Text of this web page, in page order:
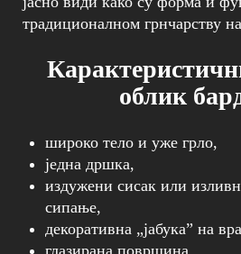
традиционалном грнчарству
облик
широко тело и уже грло,
једна дршка,
издужени сисак или
сипање,
декоративна „јабука” на
глазирана површина,